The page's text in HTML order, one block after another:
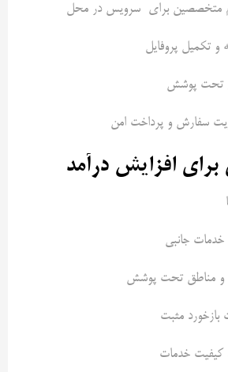
متخصصین برای سرویس در محل
و تکمیل پروفایل
تحت پوشش
سفارش و پرداخت امن
افزایش درآمد
خدمات جانبی
و مناطق تحت پوشش
مثبت
کیفیت خدمات